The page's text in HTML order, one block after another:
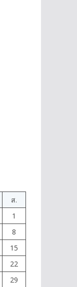
ส.
1
8
15
22
29